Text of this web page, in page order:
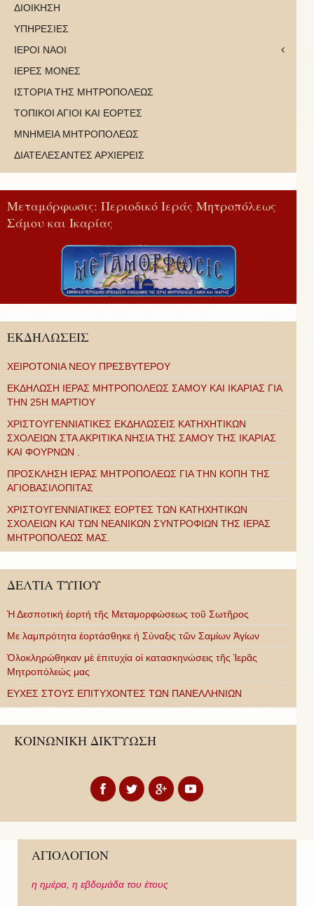
ΔΙΟΙΚΗΣΗ
ΥΠΗΡΕΣΙΕΣ
ΙΕΡΟΙ ΝΑΟΙ
ΙΕΡΕΣ ΜΟΝΕΣ
ΙΣΤΟΡΙΑ ΤΗΣ ΜΗΤΡΟΠΟΛΕΩΣ
ΤΟΠΙΚΟΙ ΑΓΙΟΙ ΚΑΙ ΕΟΡΤΕΣ
ΜΝΗΜΕΙΑ ΜΗΤΡΟΠΟΛΕΩΣ
ΔΙΑΤΕΛΕΣΑΝΤΕΣ ΑΡΧΙΕΡΕΙΣ
Μεταμόρφωσις: Περιοδικό Ιεράς Μητροπόλεως
Σάμου και Ικαρίας
ΕΚΔΗΛΩΣΕΙΣ
ΧΕΙΡΟΤΟΝΙΑ ΝΕΟΥ ΠΡΕΣΒΥΤΕΡΟΥ
ΕΚΔΗΛΩΣΗ ΙΕΡΑΣ ΜΗΤΡΟΠΟΛΕΩΣ ΣΑΜΟΥ ΚΑΙ ΙΚΑΡΙΑΣ ΓΙΑ
ΤΗΝ 25Η ΜΑΡΤΙΟΥ
ΧΡΙΣΤΟΥΓΕΝΝΙΑΤΙΚΕΣ ΕΚΔΗΛΩΣΕΙΣ ΚΑΤΗΧΗΤΙΚΩΝ
ΣΧΟΛΕΙΩΝ ΣΤΑ ΑΚΡΙΤΙΚΑ ΝΗΣΙΑ ΤΗΣ ΣΑΜΟΥ ΤΗΣ ΙΚΑΡΙΑΣ
ΚΑΙ ΦΟΥΡΝΩΝ .
ΠΡΟΣΚΛΗΣΗ ΙΕΡΑΣ ΜΗΤΡΟΠΟΛΕΩΣ ΓΙΑ ΤΗΝ ΚΟΠΗ ΤΗΣ
ΑΓΙΟΒΑΣΙΛΟΠΙΤΑΣ
ΧΡΙΣΤΟΥΓΕΝΝΙΑΤΙΚΕΣ ΕΟΡΤΕΣ ΤΩΝ ΚΑΤΗΧΗΤΙΚΩΝ
ΣΧΟΛΕΙΩΝ ΚΑΙ ΤΩΝ ΝΕΑΝΙΚΩΝ ΣΥΝΤΡΟΦΙΩΝ ΤΗΣ ΙΕΡΑΣ
ΜΗΤΡΟΠΟΛΕΩΣ ΜΑΣ.
ΔΕΛΤΙΑ ΤΥΠΟΥ
Ἡ Δεσποτική ἑορτή τῆς Μεταμορφώσεως τοῦ Σωτῆρος
Με λαμπρότητα ἑορτάσθηκε ἡ Σύναξις τῶν Σαμίων Ἁγίων
Ὁλοκληρώθηκαν μὲ ἐπιτυχία οἱ κατασκηνώσεις τῆς Ἱερᾶς
Μητροπόλεώς μας
ΕΥΧΕΣ ΣΤΟΥΣ ΕΠΙΤΥΧΟΝΤΕΣ ΤΩΝ ΠΑΝΕΛΛΗΝΙΩΝ
ΚΟΙΝΩΝΙΚΗ ΔΙΚΤΥΩΣΗ
ΑΓΙΟΛΟΓΙΟΝ
η ημέρα, η εβδομάδα του έτους